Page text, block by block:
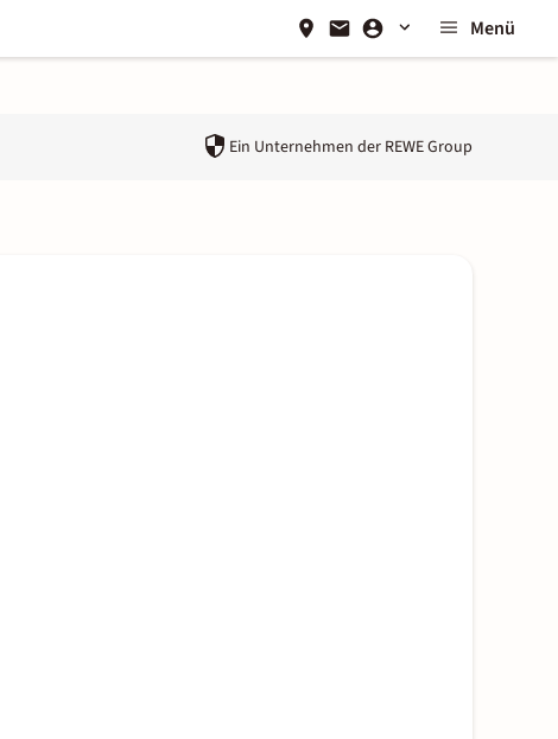
Menü
Ein Unternehmen der REWE Group